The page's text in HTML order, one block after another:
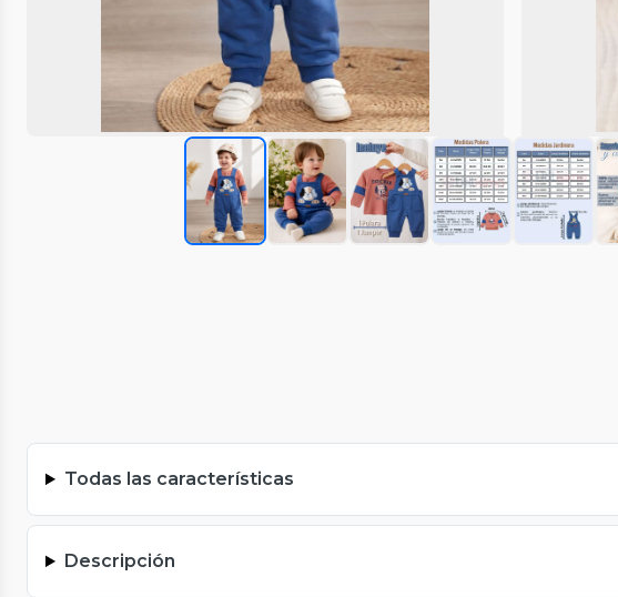
Todas las características
Descripción